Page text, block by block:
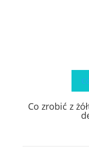
Co zrobić z